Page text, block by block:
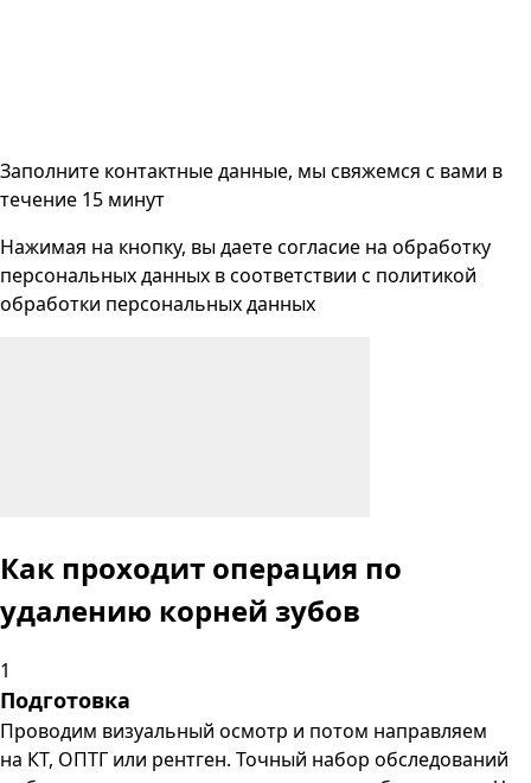
Заполните контактные данные, мы свяжемся с вами в
течение 15 минут
Нажимая на кнопку, вы даете согласие на обработку
персональных данных в соответствии с политикой
обработки персональных данных
Как проходит операция по
удалению корней зубов
1
Подготовка
Проводим визуальный осмотр и потом направляем
на КТ, ОПТГ или рентген. Точный набор обследований